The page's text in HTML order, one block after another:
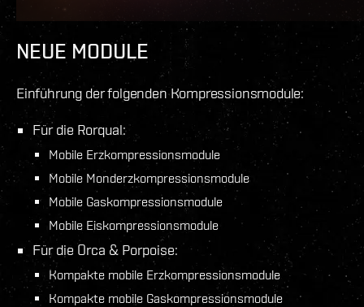
NEUE MODULE
Einführung der folgenden Kompressionsmodule:
Für die Rorqual:
Mobile Erzkompressionsmodule
Mobile Monderzkompressionsmodule
Mobile Gaskompressionsmodule
Mobile Eiskompressionsmodule
Für die Orca & Porpoise:
Kompakte mobile Erzkompressionsmodule
Kompakte mobile Gaskompressionsmodule